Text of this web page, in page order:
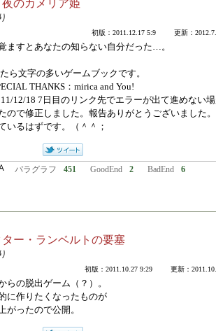
夜のカメリア姫
初版：2011.12.17 5:9 更新：
ますとあなたの知らない自分だった…。
ら文字の多いゲームブックです。
THANKS：mirica and You!
12/18 7日目のリンク先でエラーが出て進めない
ので修正しました。報告ありがとうございました
いるはずです。（＾＾；
パラグラフ 451 GoodEnd 2 BadEnd 6
ター・ランベルトの要塞
初版：2011.10.27 9:29 更新：
らの脱出ゲーム（？）。
に作りたくなったものが
がったので公開。